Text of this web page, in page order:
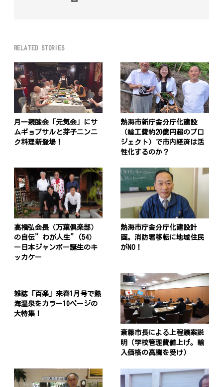
RELATED STORIES
月一親睦会「元気会」にサ
ムギョプサルと芽子ニンニ
ク料理新登場！
熱海市新庁舎分庁化建設
（総工費約20億円超のプロ
ジェクト）で市内経済は活
性化するのか？
髙橋弘会長（万葉倶楽部）
の自伝”わが人生”(54）
ー日本ジャンボー誕生のキ
ッカケー
熱海市庁舎分庁化建設計
画。消防署移転に地域住民
がNO！
雑誌「百楽」来春1月号で熱
海温泉をカラー10ページの
大特集！
斎藤市長による上程議案説
明（学校管理費値上げ。輸
入価格の高騰を受け）